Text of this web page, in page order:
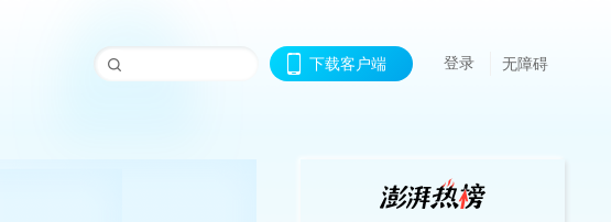
下载客户端 登录 无障碍